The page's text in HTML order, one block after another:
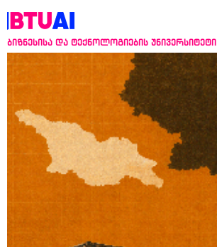
ბიზნესისა და ტექნოლოგიების უნივერსიტეტი